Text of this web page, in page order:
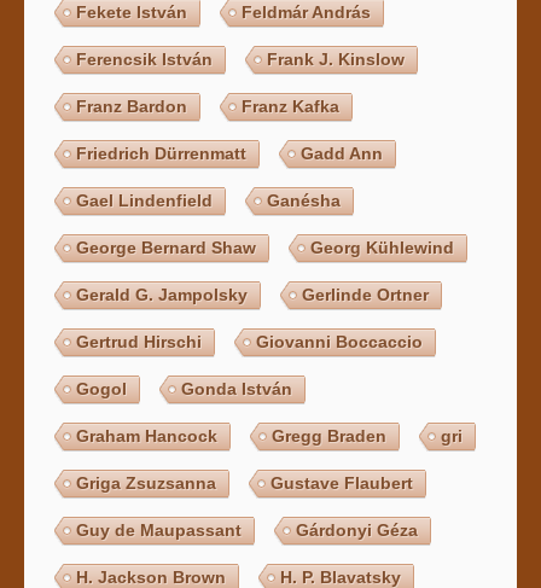
Fekete István Feldmár András
Ferencsik István Frank J. Kinslow
Franz Bardon Franz Kafka
Friedrich Dürrenmatt Gadd Ann
Gael Lindenfield Ganésha
George Bernard Shaw Georg Kühlewind
Gerald G. Jampolsky Gerlinde Ortner
Gertrud Hirschi Giovanni Boccaccio
Gogol Gonda István
Graham Hancock Gregg Braden gri
Griga Zsuzsanna Gustave Flaubert
Guy de Maupassant Gárdonyi Géza
H. Jackson Brown H. P. Blavatsky